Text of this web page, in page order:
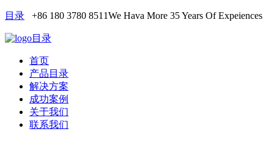
目录 +86 180 3780 8511We Hava More 35 Years Of Expeiences
目录
首页
产品目录
解决方案
成功案例
关于我们
联系我们